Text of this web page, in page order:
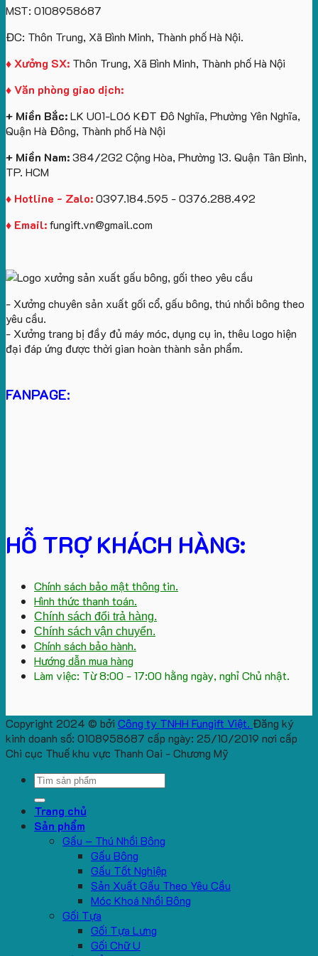
Công
Ty
Lữ
lớn
logo
Trung
số
lượng
lớn
theo
cầu
giấy
in
logo
MST: 0108958687
ĐC: Thôn Trung, Xã Bình Minh, Thành phố Hà Nội.
♦ Xưởng SX: Thôn Trung, Xã Bình Minh, Thành phố Hà Nội
♦ Văn phòng giao dịch:
+ Miền Bắc:LK U01-L06 KĐT Đô Nghĩa, Phường Yên Nghĩa,
Quận Hà Đông, Thành phố Hà Nội
+ Miền Nam:384/2G2 Cộng Hòa, Phường 13. Quận Tân Bình,
TP. HCM
♦ Hotline - Zalo:0397.184.595 - 0376.288.492
♦ Email:fungift.vn@gmail.com
- Xưởng chuyên sản xuất gối cổ, gấu bông, thú nhồi bông theo
yêu cầu.
- Xưởng trang bị đầy đủ máy móc, dụng cụ in, thêu logo hiện
đại đáp ứng được thời gian hoàn thành sản phẩm.
FANPAGE:
HỖ TRỢ KHÁCH HÀNG:
Chính sách bảo mật thông tin.
Hình thức thanh toán.
Chính sách đổi trả hàng.
Chính sách vận chuyển.
Chính sách bảo hành.
Hướng dẫn mua hàng
Làm việc: Từ 8:00 - 17:00 hằng ngày, nghỉ Chủ nhật.
Copyright 2024 © bởi Công ty TNHH Fungift Việt. Đăng ký
kinh doanh số: 0108958687 cấp ngày: 25/10/2019 nơi cấp
Chi cục Thuế khu vực Thanh Oai - Chương Mỹ
Search
Trang chủ
Sản phẩm
Gấu – Thú Nhồi Bông
Gấu Bông
Gấu Tốt Nghiệp
Sản Xuất Gấu Theo Yêu Cầu
Móc Khoá Nhồi Bông
Gối Tựa
Gối Tựa Lưng
Gối Chữ U